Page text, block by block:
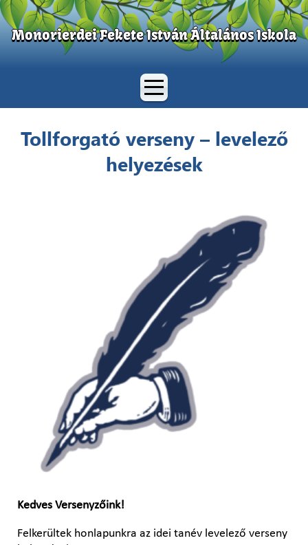
Monorierdei Fekete István Általános Iskola
Tollforgató verseny – levelező
helyezések
Kedves Versenyzőink!
Felkerültek honlapunkra az idei tanév levelező verseny